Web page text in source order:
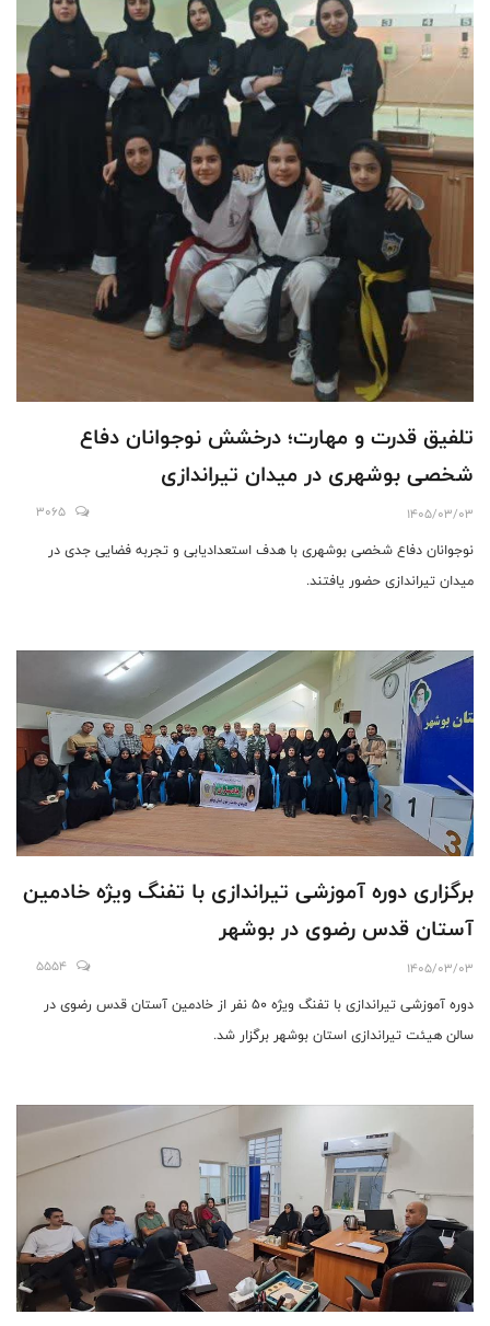
تلفیق قدرت و مهارت؛ درخشش نوجوانان دفاع
شخصی بوشهری در میدان تیراندازی
1405/03/03
3065
نوجوانان دفاع شخصی بوشهری با هدف استعدادیابی و تجربه فضایی جدی در
میدان تیراندازی حضور یافتند.
برگزاری دوره آموزشی تیراندازی با تفنگ ویژه خادمین
آستان قدس رضوی در بوشهر
1405/03/03
5554
دوره آموزشی تیراندازی با تفنگ ویژه ۵۰ نفر از خادمین آستان قدس رضوی در
سالن هیئت تیراندازی استان بوشهر برگزار شد.